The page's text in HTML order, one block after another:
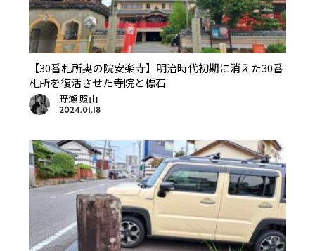
【30番札所奥の院安楽寺】明治時代初期に消えた30番
札所を復活させた寺院と標石
野瀬 照山
2024.01.18